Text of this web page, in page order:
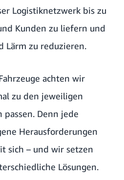
Logistiknetzwerk bis zu
Kunden zu liefern und
Lärm zu reduzieren.
achten wir
zu den jeweiligen
passen. Denn jede
Herausforderungen
sich – und wir setzen
Lösungen.